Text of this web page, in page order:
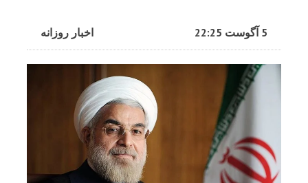
اخبار روزانه 5 آگوست 22:25